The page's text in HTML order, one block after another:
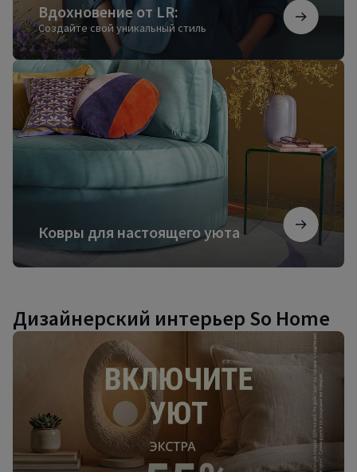
Вдохновение от LR:
Создайте свой уникальный стиль
Ковры для настоящего уюта
Ковры
для
настоящего
уюта
Дизайнерский интерьер So Home
Экстра